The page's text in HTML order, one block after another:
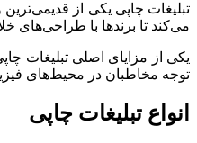
تبلیغات چاپی یکی از
می‌کند تا برندها با طراحی‌های
یکی از مزایای اصلی تبلیغات
توجه مخاطبان در محیط‌های
انواع تبلیغات چاپی